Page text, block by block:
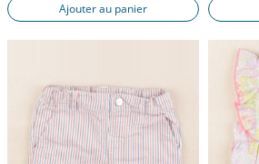
Ajouter au panier